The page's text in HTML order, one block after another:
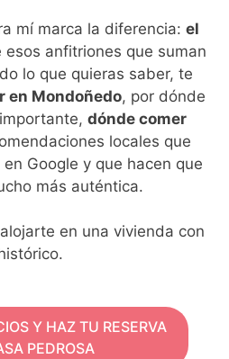
mí marca la diferencia: el
esos anfitriones que suman
lo que quieras saber, te
en Mondoñedo, por dónde
dónde comer
locales que
Google y que hacen que
más auténtica.
en una vivienda con
Y HAZ TU RESERVA
PEDROSA